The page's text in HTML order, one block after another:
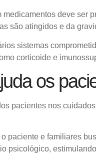
medicamentos deve ser
são atingidos e da
sistemas
corticoide e
os
pacientes nos
paciente e familiares
psicológico,